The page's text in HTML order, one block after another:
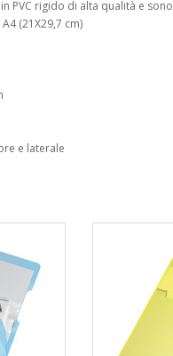
PVC rigido di alta qualità e sono
(21X29,7 cm)
e laterale